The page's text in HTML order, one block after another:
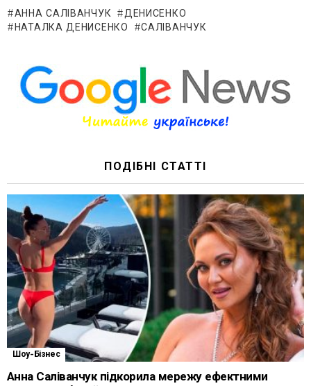
АННА САЛІВАНЧУК
ДЕНИСЕНКО
НАТАЛКА ДЕНИСЕНКО
САЛІВАНЧУК
ПОДІБНІ СТАТТІ
Шоу-Бізнес
Анна Саліванчук підкорила мережу ефектними